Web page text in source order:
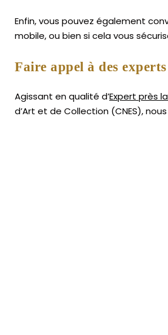
Enfin, vous pouvez également
mobile, ou bien si cela vous
Faire appel à des
Agissant en qualité d’Expert près
d’Art et de Collection (CNES),